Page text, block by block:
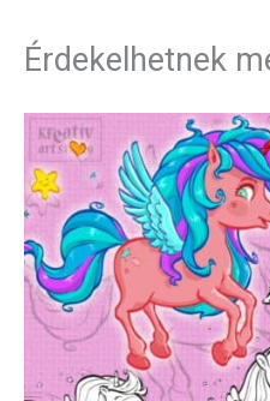
Érdekelhetnek